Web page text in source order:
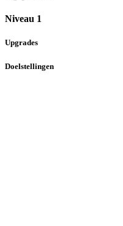
Niveau 1
Upgrades
Doelstellingen